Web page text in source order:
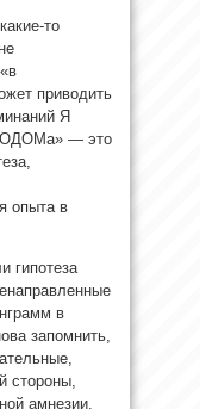
то
приводить
Я
— это
опыта в
гипотеза
в
запомнить,
стороны,
амнезии,